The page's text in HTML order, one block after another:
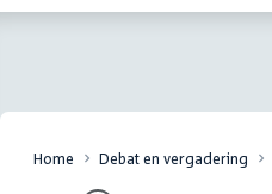
Home Debat en vergadering